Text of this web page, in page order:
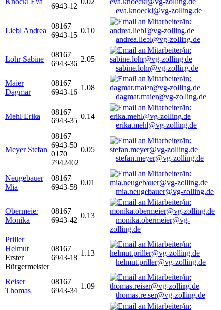
Knöckl Eva
6943-12
0.02
eva.knoeckl@vg-zolling.de
Liebl Andrea
08167
6943-15
0.10
andrea.liebl@vg-zolling.de
Lohr Sabine
08167
6943-36
2.05
sabine.lohr@vg-zolling.de
Maier
Dagmar
08167
6943-16
1.08
dagmar.maier@vg-zolling.de
Mehl Erika
08167
6943-35
0.14
erika.mehl@vg-zolling.de
Meyer Stefan
08167
6943-50
0170
7942402
0.05
stefan.meyer@vg-zolling.de
Neugebauer
Mia
08167
6943-58
0.01
mia.neugebauer@vg-zolling.de
Obermeier
Monika
08167
6943-42
0.13
monika.obermeier@vg-
zolling.de
Priller
Helmut
Erster
Bürgermeister
08167
6943-18
1.13
helmut.priller@vg-zolling.de
Reiser
Thomas
08167
6943-34
1.09
thomas.reiser@vg-zolling.de